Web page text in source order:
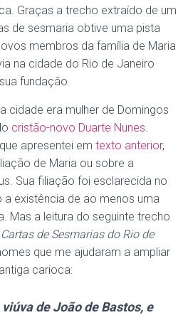
Graças a trecho extraído de um
de sesmaria obtive uma pista
membros da família de Maria
na cidade do Rio de Janeiro
fundação.
cidade era mulher de Domingos
cristão-novo Duarte Nunes.
apresentei em texto anterior,
de Maria ou sobre a
Sua filiação foi esclarecida no
existência de ao menos uma
Mas a leitura do seguinte trecho
de Sesmarias do Rio de
que me ajudaram a ampliar
carioca:
de João de Bastos, e